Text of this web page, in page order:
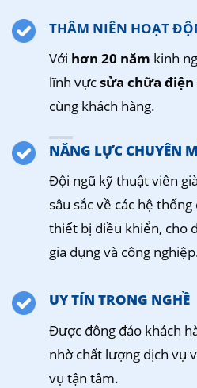
THÂM NIÊN HOẠT
Với hơn 20 năm kinh
lĩnh vựcsửa chữa
cùng khách hàng.
NĂNG LỰC CHUYÊN
Đội ngũ kỹ thuật viên
sâu sắc về các hệ
thiết bị điều khiển, cho
gia dụng và công
UY TÍN TRONG NGHỀ
Được đông đảo khách
nhờ chất lượng dịch vụ
vụ tận tâm.